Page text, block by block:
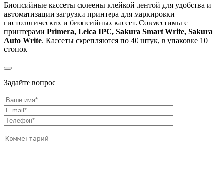
Биопсийные кассеты склеены клейкой лентой для удобства и
автоматизации загрузки принтера для маркировки
гистологических и биопсийных кассет. Совместимы с
принтерами Primera, Leica IPC, Sakura Smart Write, Sakura
Auto Write. Кассеты скрепляются по 40 штук, в упаковке 10
стопок.
Задайте вопрос